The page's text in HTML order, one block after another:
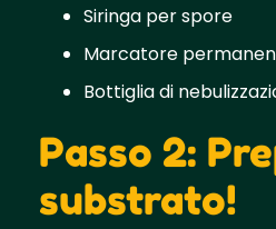
Siringa per spore
Marcatore
Bottiglia di
Passo 2:
substrato!